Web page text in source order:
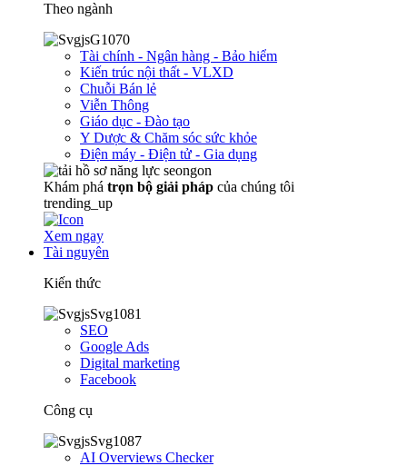
Theo ngành
Tài chính - Ngân hàng - Bảo hiểm
Kiến trúc nội thất - VLXD
Chuỗi Bán lẻ
Viễn Thông
Giáo dục - Đào tạo
Y Dược & Chăm sóc sức khỏe
Điện máy - Điện tử - Gia dụng
Khám phá trọn bộ giải pháp của chúng tôi
trending_up
Xem ngay
Tài nguyên
Kiến thức
SEO
Google Ads
Digital marketing
Facebook
Công cụ
AI Overviews Checker